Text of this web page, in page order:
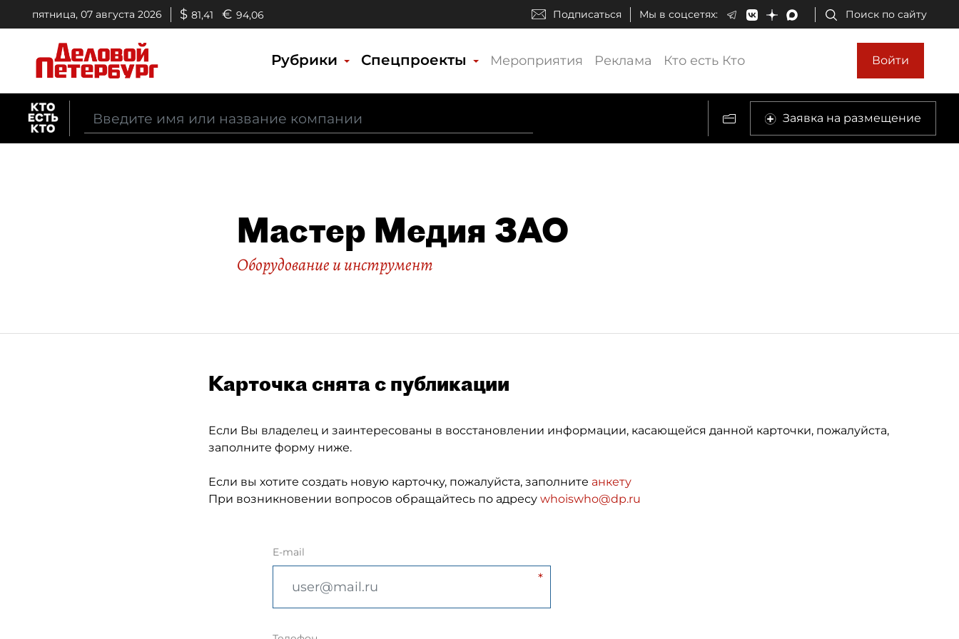
пятница, 07 августа 2026 $ 81,41 € 94,06 Подписаться Мы в соцсетях: Поиск по сайту
Рубрики Спецпроекты Мероприятия Реклама Кто есть Кто Войти
Заявка на размещение
Мастер Медия ЗАО
Оборудование и инструмент
Карточка снята с публикации
Если Вы владелец и заинтересованы в восстановлении информации, касающейся данной карточки, пожалуйста,
заполните форму ниже.
Если вы хотите создать новую карточку, пожалуйста, заполните анкету
При возникновении вопросов обращайтесь по адресу whoiswho@dp.ru
E-mail